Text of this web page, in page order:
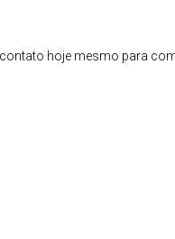
hoje mesmo para